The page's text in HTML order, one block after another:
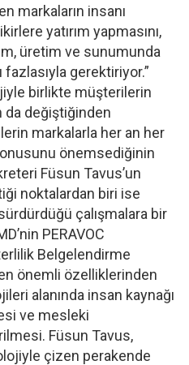
markaların insanı
yatırım yapmasını,
üretim ve sunumunda
gerektiriyor.”
birlikte müşterilerin
da değiştiğinden
markalarla her an her
önemsediğinin
Füsun Tavus’un
noktalardan biri ise
çalışmalara bir
PERAVOC
Belgelendirme
önemli özelliklerinden
alanında insan kaynağı
ve mesleki
Füsun Tavus,
çizen perakende